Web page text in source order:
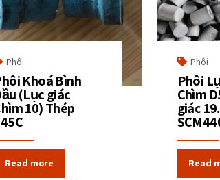
Phôi
Khoá Bình
(Lục giác
10) Thép
Read more
Phôi
Phôi
Chìm
giác
Read